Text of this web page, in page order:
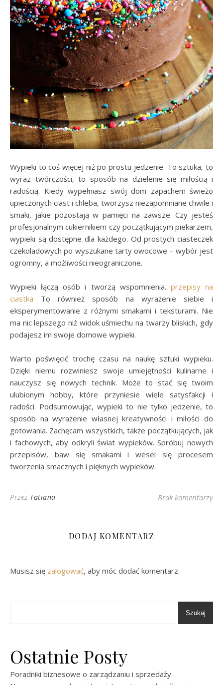
Wypieki to coś więcej niż po prostu jedzenie. To sztuka, to
wyraz twórczości, to sposób na dzielenie się miłością i
radością. Kiedy wypełniasz swój dom zapachem świeżo
upieczonych ciast i chleba, tworzysz niezapomniane chwile i
smaki, jakie pozostają w pamięci na zawsze. Czy jesteś
profesjonalnym cukiernikiem czy początkującym piekarzem,
wypieki są dostępne dla każdego. Od prostych ciasteczek
czekoladowych po wyszukane tarty owocowe – wybór jest
ogromny, a możliwości nieograniczone.
Wypieki łączą osób i tworzą wspomnienia. przepisy na
ciastka To również sposób na wyrażenie siebie i
eksperymentowanie z różnymi smakami i teksturami. Nie
ma nic lepszego niż widok uśmiechu na twarzy bliskich, gdy
podajesz im swoje domowe wypieki.
Warto poświęcić trochę czasu na naukę sztuki wypieku.
Dzięki niemu rozwiniesz swoje umiejętności kulinarne i
nauczysz się nowych technik. Może to stać się twoim
ulubionym hobby, które przyniesie wiele satysfakcji i
radości. Podsumowując, wypieki to nie tylko jedzenie, to
sposób na wyrażenie własnej kreatywności i miłości do
gotowania. Zachęcam wszystkich, także początkujących, jak
i fachowych, aby odkryli świat wypieków. Spróbuj nowych
przepisów, baw się smakami i wesel się procesem
tworzenia smacznych i pięknych wypieków.
Przez Tatiana Brak komentarzy
DODAJ KOMENTARZ
Musisz się zalogować, aby móc dodać komentarz.
Szukaj
Ostatnie Posty
Poradniki biznesowe o zarządzaniu i sprzedaży